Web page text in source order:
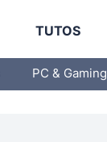
TUTOS
PC & Gaming